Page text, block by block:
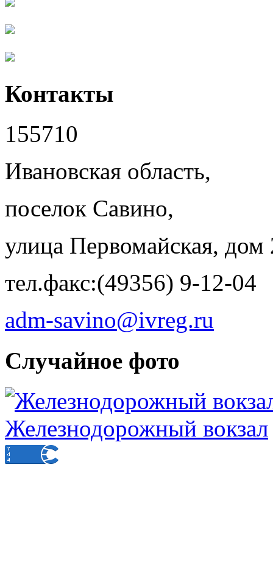
Контакты
155710
Ивановская область,
поселок Савино,
улица Первомайская, дом
тел.факс:(49356) 9-12-04
adm-savino@ivreg.ru
Случайное фото
Железнодорожный вокзал